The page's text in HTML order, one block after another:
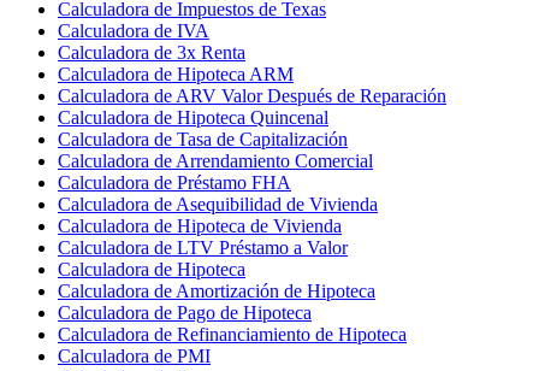
Calculadora de Impuestos de Texas
Calculadora de IVA
Calculadora de 3x Renta
Calculadora de Hipoteca ARM
Calculadora de ARV Valor Después de Reparación
Calculadora de Hipoteca Quincenal
Calculadora de Tasa de Capitalización
Calculadora de Arrendamiento Comercial
Calculadora de Préstamo FHA
Calculadora de Asequibilidad de Vivienda
Calculadora de Hipoteca de Vivienda
Calculadora de LTV Préstamo a Valor
Calculadora de Hipoteca
Calculadora de Amortización de Hipoteca
Calculadora de Pago de Hipoteca
Calculadora de Refinanciamiento de Hipoteca
Calculadora de PMI